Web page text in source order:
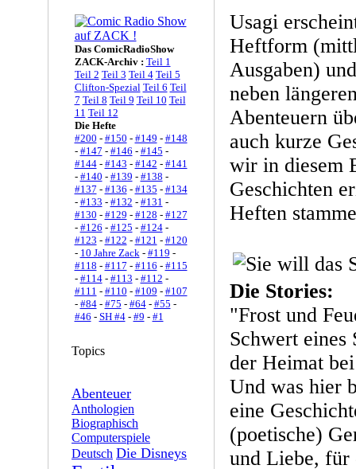
Das ComicRadioShow
ZACK-Archiv : Teil 1
Teil 2 Teil 3 Teil 4 Teil 5
Clifton-Spezial Teil 6 Teil
7 Teil 8 Teil 9 Teil 10 Teil
11 Teil 12
Die Hefte
#200 - #150 - #149 - #148
- #147 - #146 - #145 -
#144- #143 - #142 - #141
- #140 - #139 - #138 -
#137 - #136 - #135 - #134
- #133 - #132 - #131 -
#130 - #129 - #128 - #127
- #126 - #125 - #124-
#123 - #122 - #121 - #120
- 10 Jahre Zack- #119 -
#118 - #117 - #116 - #115
- #114- #113 - #112 -
#111 - #110 - #109 - #107
- #84- #75 - #64- #55 -
#46 - SH #4- #9 - #1
Topics
Abenteuer
Anthologien
Biographisch
Computerspiele
Deutsch Die Disneys
Usagi
Heftform
Ausgaben)
neben
Abenteuern
auch kurze
wir in diesem
Geschichten
Heften
Die Stories:
"Frost und
Schwert eines
der Heimat
Und was hier
eine
(poetische)
und Liebe, für